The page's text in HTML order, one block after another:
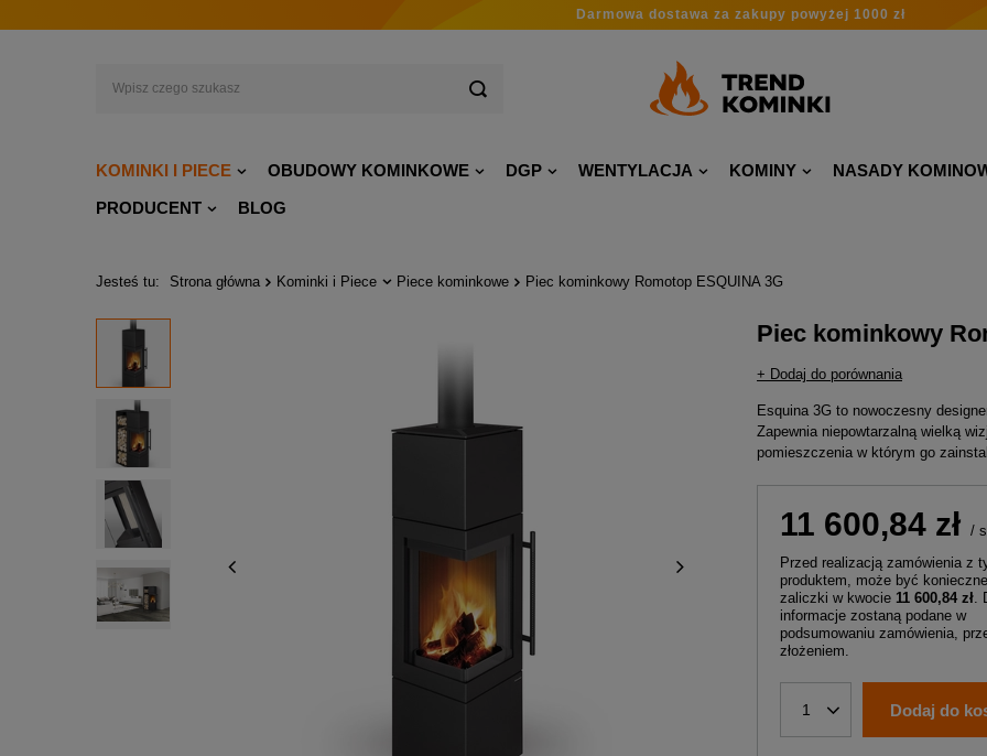
Darmowa dostawa za zakupy powyżej 1000 zł
KOMINKI I PIECE OBUDOWY KOMINKOWE DGP WENTYLACJA KOMINY NASADY
PRODUCENT
BLOG
Jesteś tu: Strona główna Kominki i Piece Piece kominkowe Piec kominkowy Romotop ESQUINA 3G
Piec kominkowy
+ Dodaj do porównania
Esquina 3G to nowoczesny
Zapewnia niepowtarzalną wielką
pomieszczenia w którym go
11 600,84 zł /
Przed realizacją zamówienia z
produktem, może być
zaliczki w kwocie 11 600,84 zł.
informacje zostaną podane w
podsumowaniu zamówienia,
złożeniem.
1 Dodaj do